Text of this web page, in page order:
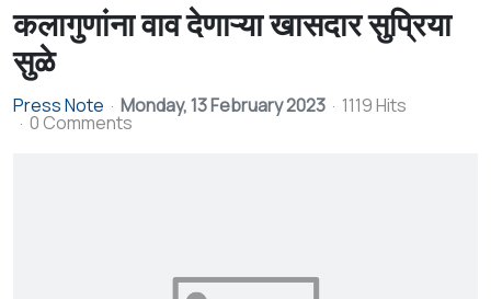
कलागुणांना वाव देणाऱ्या खासदार सुप्रिया
सुळे
Press Note Monday, 13 February 2023 1119 Hits
0 Comments